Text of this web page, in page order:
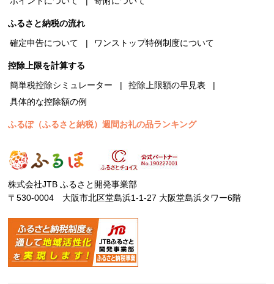
ふるさと納税の流れ
確定申告について
ワンストップ特例制度について
控除上限を計算する
簡単税控除シミュレーター
控除上限額の早見表
具体的な控除額の例
ふるぽ（ふるさと納税）週間お礼の品ランキング
株式会社JTB ふるさと開発事業部
〒530-0004 大阪市北区堂島浜1-1-27 大阪堂島浜タワー6階